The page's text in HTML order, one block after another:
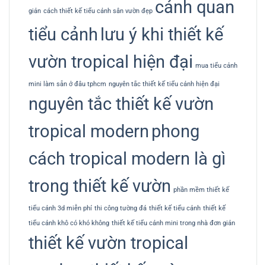
giản cách thiết kế tiểu cảnh sân vườn đẹp cảnh quan
tiểu cảnh lưu ý khi thiết kế
vườn tropical hiện đại mua tiểu cảnh
mini làm sẵn ở đâu tphcm nguyên tắc thiết kế tiểu cảnh hiện đại
nguyên tắc thiết kế vườn
tropical modern phong
cách tropical modern là gì
trong thiết kế vườn phần mềm thiết kế
tiểu cảnh 3d miễn phí thi công tường đá thiết kế tiểu cảnh thiết kế
tiểu cảnh khô có khó không thiết kế tiểu cảnh mini trong nhà đơn giản
thiết kế vườn tropical